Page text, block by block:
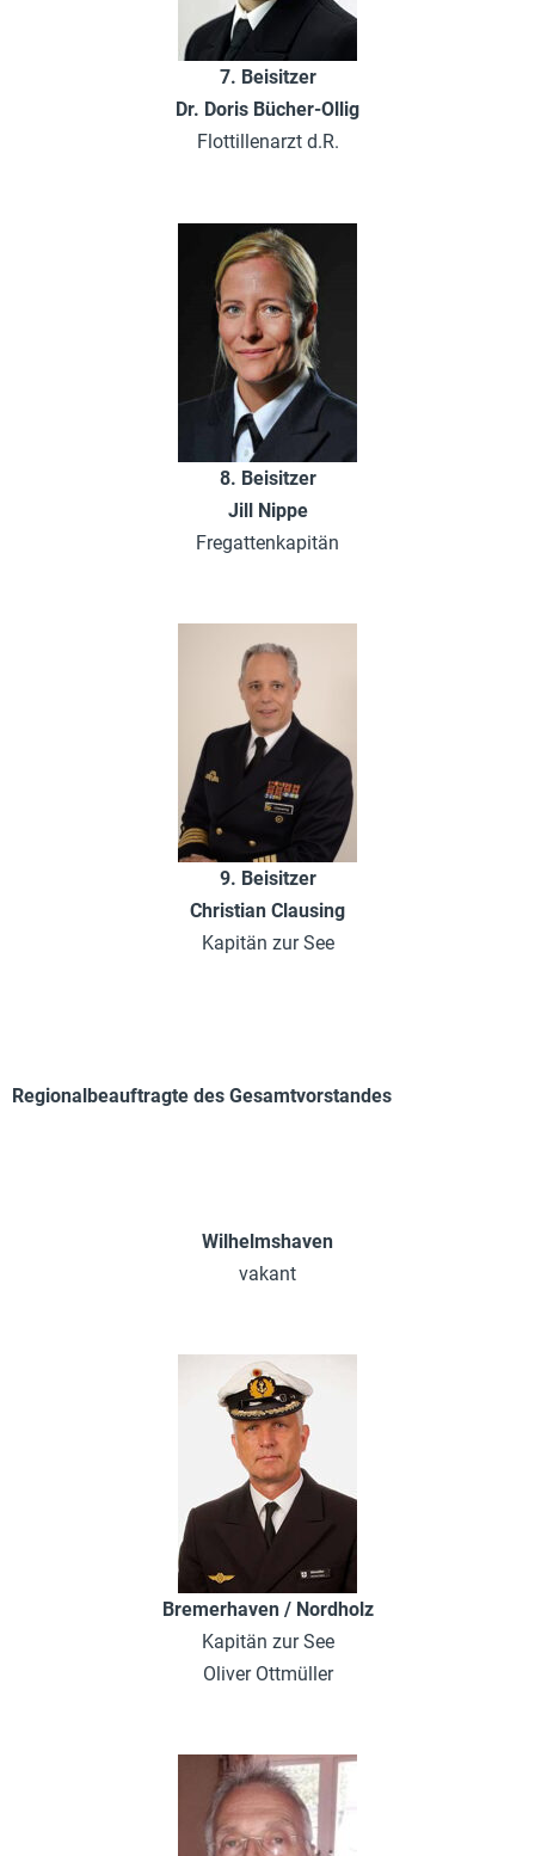
7. Beisitzer
Dr. Doris Bücher-Ollig
Flottillenarzt d.R.
8. Beisitzer
Jill Nippe
Fregattenkapitän
9. Beisitzer
Christian Clausing
Kapitän zur See
Regionalbeauftragte des Gesamtvorstandes
Wilhelmshaven
vakant
Bremerhaven / Nordholz
Kapitän zur See
Oliver Ottmüller